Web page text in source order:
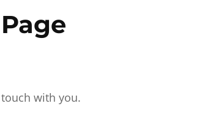
with you.